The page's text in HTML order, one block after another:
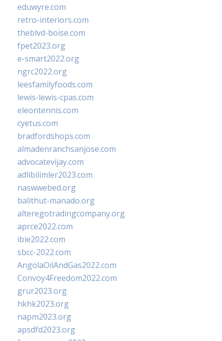
eduwyre.com
retro-interiors.com
theblvd-boise.com
fpet2023.org
e-smart2022.org
ngrc2022.org
leesfamilyfoods.com
lewis-lewis-cpas.com
eleontennis.com
cyetus.com
bradfordshops.com
almadenranchsanjose.com
advocatevijay.com
adlibilimler2023.com
naswwebed.org
balithut-manado.org
alteregotradingcompany.org
aprce2022.com
ibie2022.com
sbcc-2022.com
AngolaOilAndGas2022.com
Convoy4Freedom2022.com
grur2023.org
hkhk2023.org
napm2023.org
apsdfd2023.org